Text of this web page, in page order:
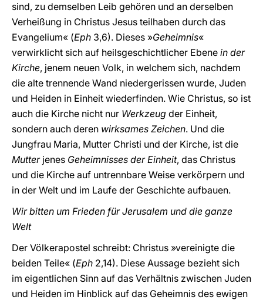
sind, zu demselben Leib gehören und an derselben
Verheißung in Christus Jesus teilhaben durch das
Evangelium« (Eph 3,6). Dieses »Geheimnis«
verwirklicht sich auf heilsgeschichtlicher Ebene in der
Kirche, jenem neuen Volk, in welchem sich, nachdem
die alte trennende Wand niedergerissen wurde, Juden
und Heiden in Einheit wiederfinden. Wie Christus, so ist
auch die Kirche nicht nur Werkzeug der Einheit,
sondern auch deren wirksames Zeichen. Und die
Jungfrau Maria, Mutter Christi und der Kirche, ist die
Mutterjenes Geheimnisses der Einheit, das Christus
und die Kirche auf untrennbare Weise verkörpern und
in der Welt und im Laufe der Geschichte aufbauen.
Wir bitten um Frieden für Jerusalem und die ganze
Welt
Der Völkerapostel schreibt: Christus »vereinigte die
beiden Teile« (Eph 2,14). Diese Aussage bezieht sich
im eigentlichen Sinn auf das Verhältnis zwischen Juden
und Heiden im Hinblick auf das Geheimnis des ewigen